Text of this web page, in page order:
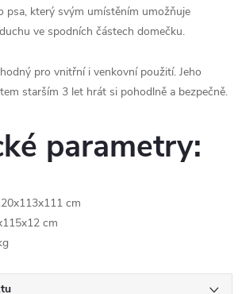
psa, který svým umístěním umožňuje
ve spodních částech domečku.
pro vnitřní i venkovní použití. Jeho
starším 3 let hrát si pohodlně a bezpečně.
parametry:
cm
cm